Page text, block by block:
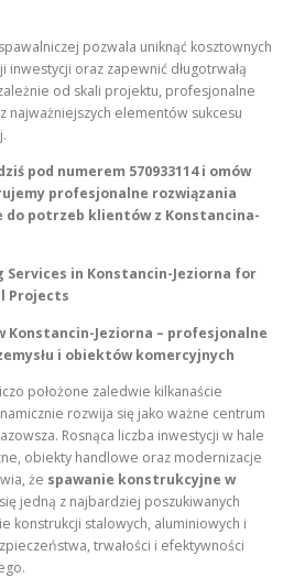
pozwala uniknąć kosztownych
inwestycji oraz zapewnić długotrwałą
od skali projektu, profesjonalne
najważniejszych elementów sukcesu
pod numerem 570933114 i omów
profesjonalne rozwiązania
do potrzeb klientów z Konstancina-
in Konstancin-Jeziorna for
Projects
Konstancin-Jeziorna – profesjonalne
i obiektów komercyjnych
położone zaledwie kilkanaście
rozwija się jako ważne centrum
Rosnąca liczba inwestycji w hale
obiekty handlowe oraz modernizacje
że spawanie konstrukcyjne w
jedną z najbardziej poszukiwanych
konstrukcji stalowych, aluminiowych i
trwałości i efektywności